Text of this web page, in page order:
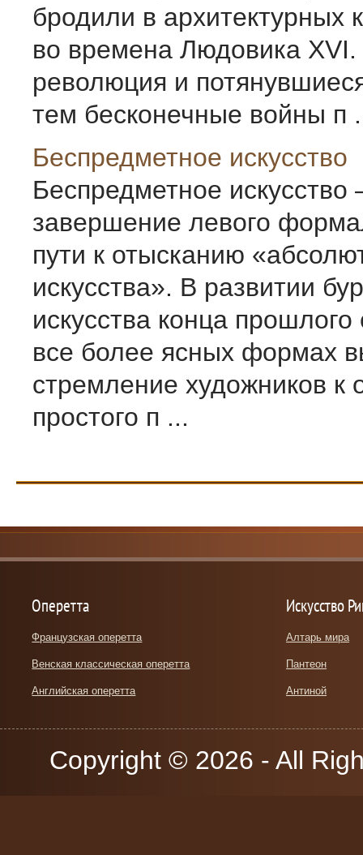
бродили в архитектурных
во времена Людовика
революция и
тем бесконечные войны п
Беспредметное искусство
Беспредметное
завершение левого
пути к отысканию
искусства». В развитии
искусства конца прошлого
все более ясных формах
стремление художников к
простого п ...
Оперетта
Французская оперетта
Венская классическая оперетта
Английская оперетта
Искусство
Алтарь мира
Пантеон
Антиной
Copyright © 2026 - All